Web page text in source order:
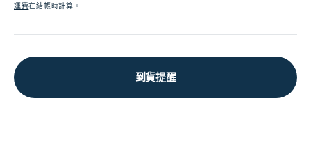
價
運費在結帳時計算。
到貨提醒